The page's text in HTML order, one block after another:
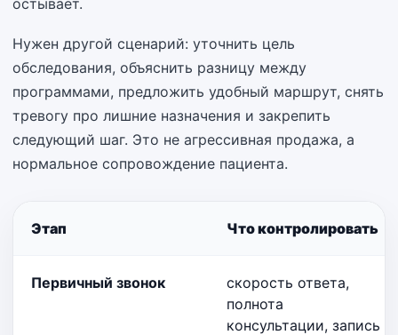
остывает.
Нужен другой сценарий: уточнить цель
обследования, объяснить разницу между
программами, предложить удобный маршрут, снять
тревогу про лишние назначения и закрепить
следующий шаг. Это не агрессивная продажа, а
нормальное сопровождение пациента.
Этап Что контролировать
Первичный звонок
скорость ответа,
полнота
консультации, запись